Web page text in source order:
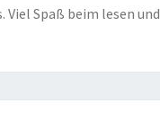
Viel Spaß beim lesen und